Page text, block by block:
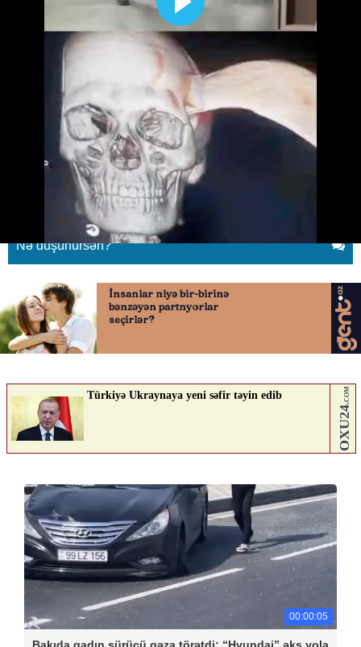
Başına dəhrə sancılsa da, təcili
yardımda telefonla oynadı
09.05.2026
QAFQAZINFO.AZ
Nə düşünürsən?
00:00:05